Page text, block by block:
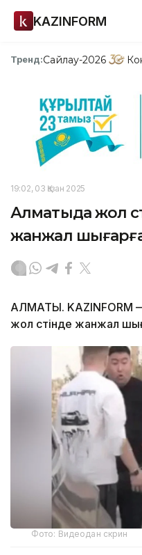
KAZINFORM
Тренд:Сайлау-2026
19:02, 03 Қазан 2025
Алматыда жол
жанжал
АЛМАТЫ. KAZINFORM —
жол үстінде жанжал
Фото: Видеодан скрин